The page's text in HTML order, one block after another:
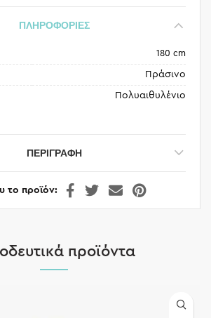
ΠΛΗΡΟΦΟΡΙΕΣ
180 cm
Πράσινο
Πολυαιθυλένιο
ΠΕΡΙΓΡΑΦΉ
το προϊόν
προϊόντα